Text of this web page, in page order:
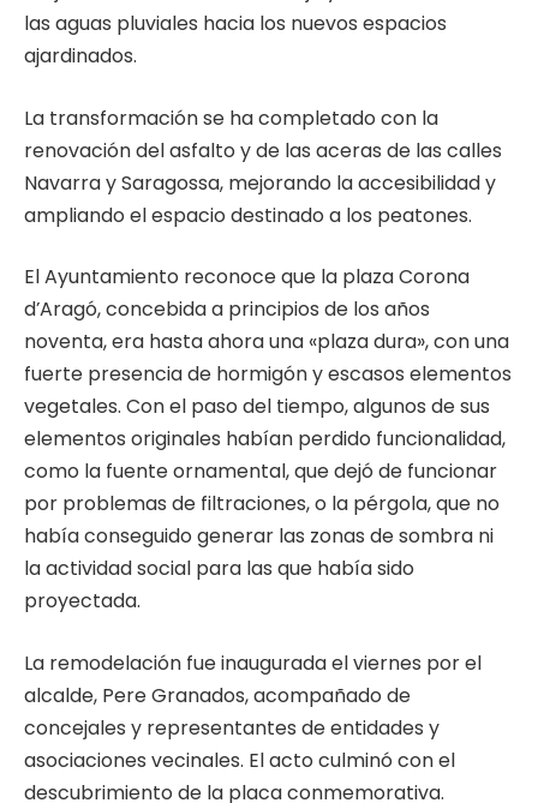
las aguas pluviales hacia los nuevos espacios
ajardinados.
La transformación se ha completado con la
renovación del asfalto y de las aceras de las calles
Navarra y Saragossa, mejorando la accesibilidad y
ampliando el espacio destinado a los peatones.
El Ayuntamiento reconoce que la plaza Corona
d’Aragó, concebida a principios de los años
noventa, era hasta ahora una «plaza dura», con una
fuerte presencia de hormigón y escasos elementos
vegetales. Con el paso del tiempo, algunos de sus
elementos originales habían perdido funcionalidad,
como la fuente ornamental, que dejó de funcionar
por problemas de filtraciones, o la pérgola, que no
había conseguido generar las zonas de sombra ni
la actividad social para las que había sido
proyectada.
La remodelación fue inaugurada el viernes por el
alcalde, Pere Granados, acompañado de
concejales y representantes de entidades y
asociaciones vecinales. El acto culminó con el
descubrimiento de la placa conmemorativa.